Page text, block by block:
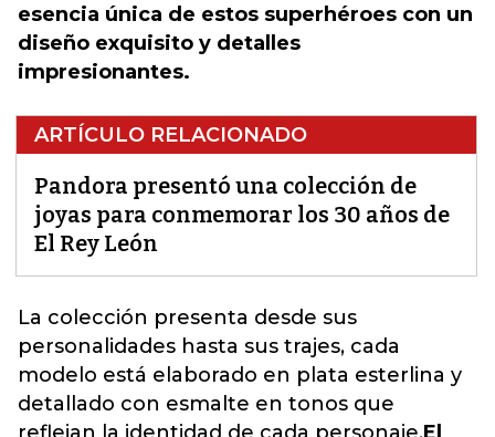
esencia única de estos superhéroes con un
diseño exquisito y detalles
impresionantes.
ARTÍCULO RELACIONADO
Pandora presentó una colección de
joyas para conmemorar los 30 años de
El Rey León
La colección presenta desde sus
personalidades hasta sus trajes, cada
modelo está elaborado en plata esterlina y
detallado con esmalte en tonos que